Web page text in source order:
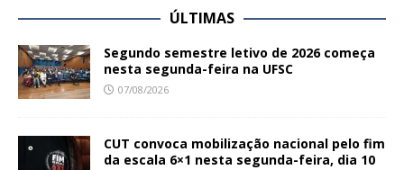
ÚLTIMAS
Segundo semestre letivo de 2026 começa
nesta segunda-feira na UFSC
07/08/2026
CUT convoca mobilização nacional pelo fim
da escala 6×1 nesta segunda-feira, dia 10